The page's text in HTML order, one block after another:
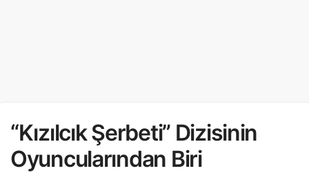
“Kızılcık Şerbeti” Dizisinin
Oyuncularından Biri